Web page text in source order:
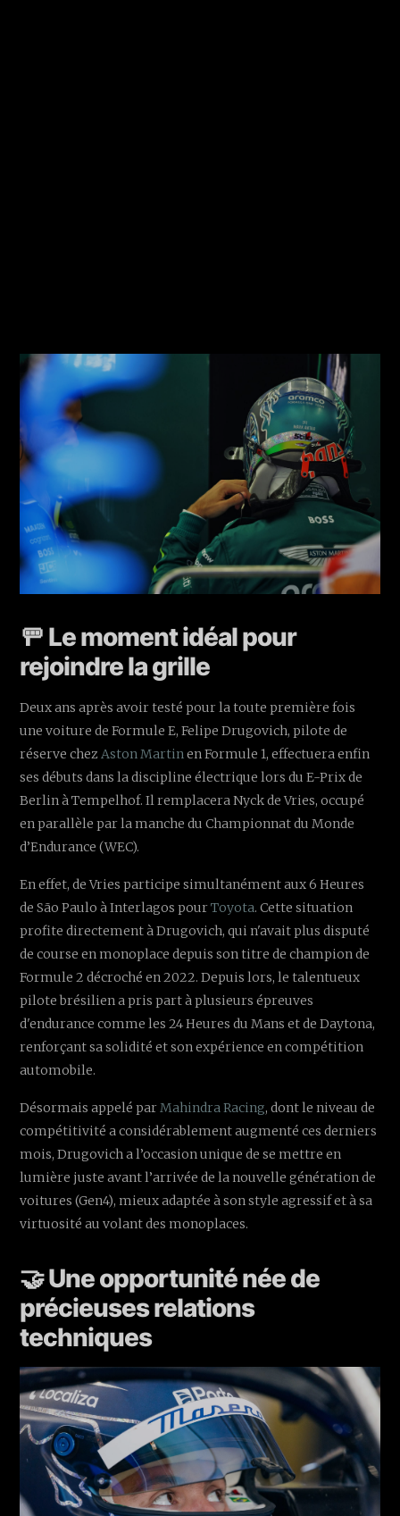
🚥 Le moment idéal pour
rejoindre la grille
Deux ans après avoir testé pour la toute première fois
une voiture de Formule E, Felipe Drugovich, pilote de
réserve chezAston Martinen Formule 1, effectuera enfin
ses débuts dans la discipline électrique lors du E-Prix de
Berlin à Tempelhof. Il remplacera Nyck de Vries, occupé
en parallèle par la manche du Championnat du Monde
d’Endurance (WEC).
En effet, de Vries participe simultanément aux 6 Heures
de São Paulo à Interlagos pourToyota. Cette situation
profite directement à Drugovich, qui n'avait plus disputé
de course en monoplace depuis son titre de champion de
Formule 2 décroché en 2022. Depuis lors, le talentueux
pilote brésilien a pris part à plusieurs épreuves
d'endurance comme les 24 Heures du Mans et de Daytona,
renforçant sa solidité et son expérience en compétition
automobile.
Désormais appelé parMahindra Racing, dont le niveau de
compétitivité a considérablement augmenté ces derniers
mois, Drugovich a l’occasion unique de se mettre en
lumière juste avant l’arrivée de la nouvelle génération de
voitures (Gen4), mieux adaptée à son style agressif et à sa
virtuosité au volant des monoplaces.
🤝 Une opportunité née de
précieuses relations
techniques